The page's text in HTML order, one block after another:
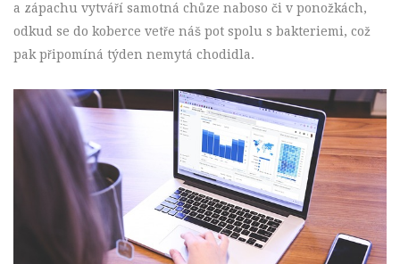
a zápachu vytváří samotná chůze naboso či v ponožkách,
odkud se do koberce vetře náš pot spolu s bakteriemi, což
pak připomíná týden nemytá chodidla.